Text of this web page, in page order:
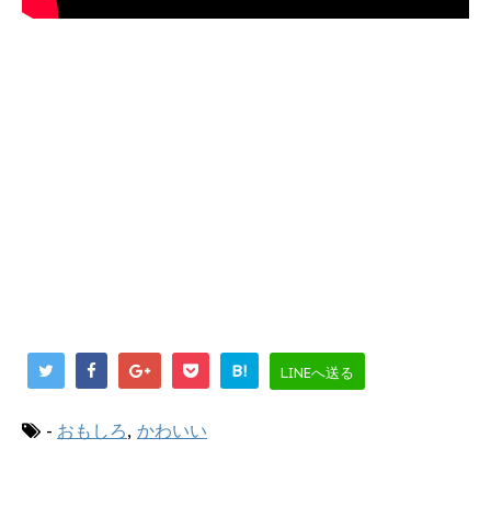
B! LINEへ送る
- おもしろ, かわいい